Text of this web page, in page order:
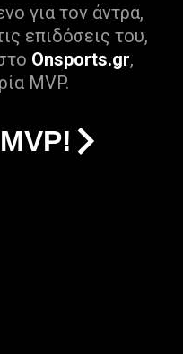
για τον άντρα,
επιδόσεις του,
Onsports.gr,
MVP.